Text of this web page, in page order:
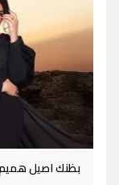
بظنك اصيل